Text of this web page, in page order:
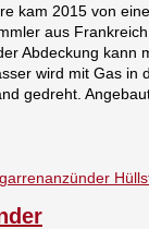
kam 2015 von
aus
Abdeckung kann
wird mit Gas in
gedreht.